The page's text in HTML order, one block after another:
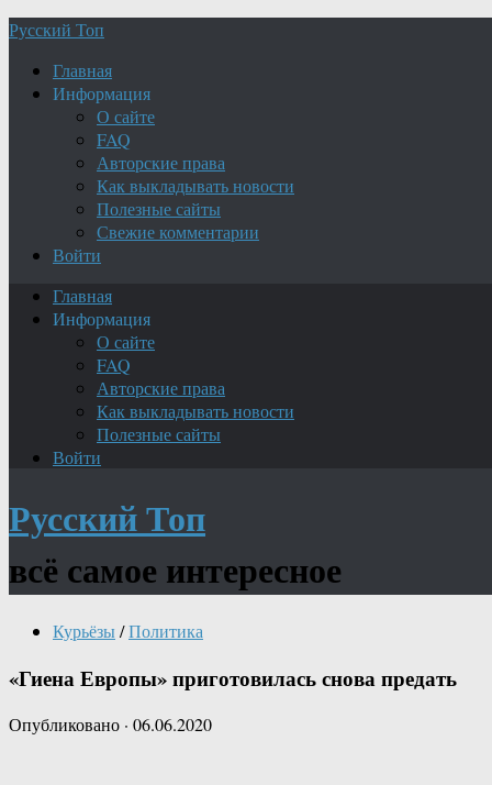
Русский Топ
Главная
Информация
О сайте
FAQ
Авторские права
Как выкладывать новости
Полезные сайты
Свежие комментарии
Войти
Главная
Информация
О сайте
FAQ
Авторские права
Как выкладывать новости
Полезные сайты
Войти
Русский Топ
всё самое интересное
Курьёзы/Политика
«Гиена Европы» приготовилась снова предать
Опубликовано · 06.06.2020